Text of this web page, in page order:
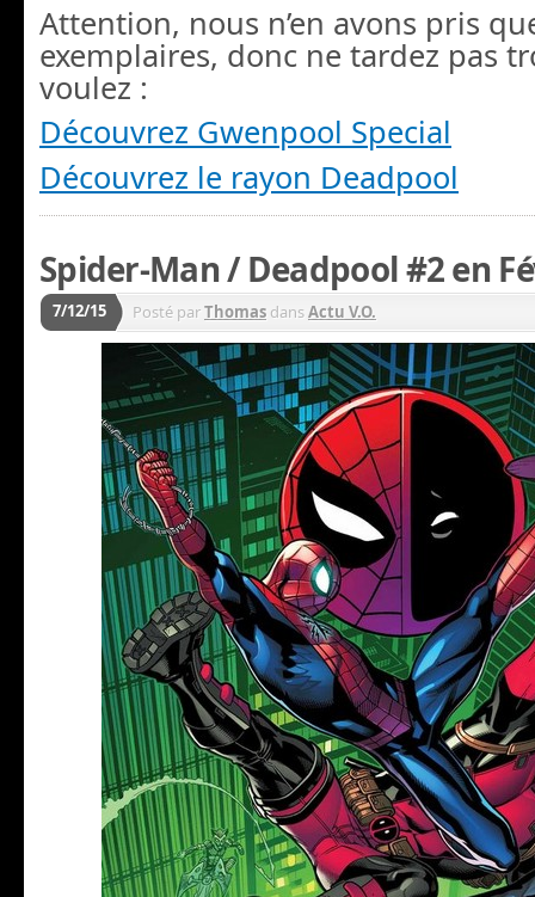
Attention, nous n’en avons pris
exemplaires, donc ne tardez pas
voulez :
Découvrez Gwenpool Special
Découvrez le rayon Deadpool
Spider-Man / Deadpool #2 en
7/12/15 Posté parThomas dansActu V.O.